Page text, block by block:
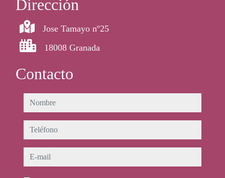
Dirección
Jose Tamayo nº25
18008 Granada
Contacto
nombre
teléfono
e-mail